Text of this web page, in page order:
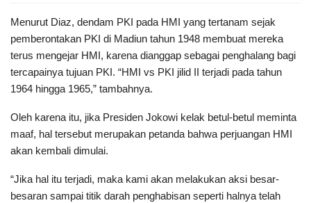
Menurut Diaz, dendam PKI pada HMI yang tertanam sejak
pemberontakan PKI di Madiun tahun 1948 membuat mereka
terus mengejar HMI, karena dianggap sebagai penghalang bagi
tercapainya tujuan PKI. “HMI vs PKI jilid II terjadi pada tahun
1964 hingga 1965,” tambahnya.
Oleh karena itu, jika Presiden Jokowi kelak betul-betul meminta
maaf, hal tersebut merupakan petanda bahwa perjuangan HMI
akan kembali dimulai.
“Jika hal itu terjadi, maka kami akan melakukan aksi besar-
besaran sampai titik darah penghabisan seperti halnya telah